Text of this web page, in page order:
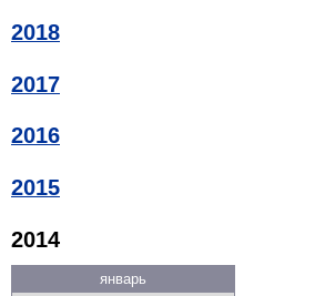
2018
2017
2016
2015
2014
январь